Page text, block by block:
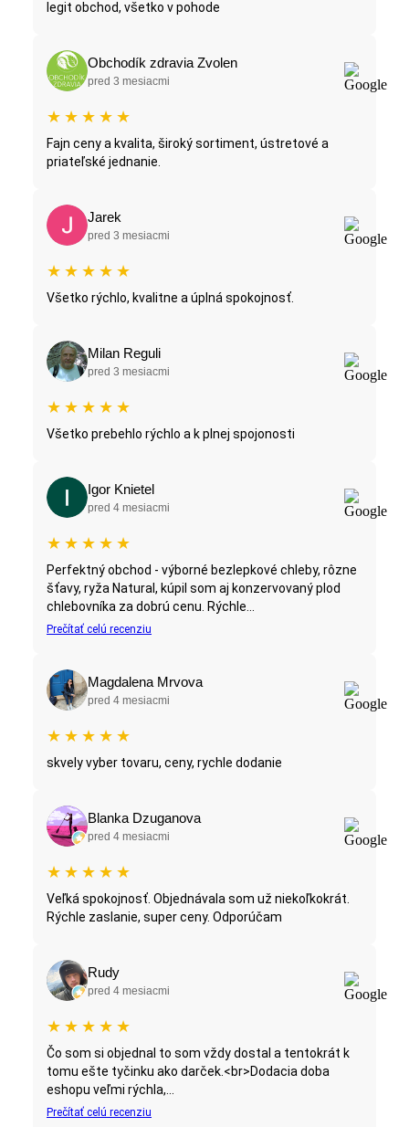
legit obchod, všetko v pohode
Obchodík zdravia Zvolen
pred 3 mesiacmi
★ ★ ★ ★ ★
Fajn ceny a kvalita, široký sortiment, ústretové a
priateľské jednanie.
Jarek
pred 3 mesiacmi
★ ★ ★ ★ ★
Všetko rýchlo, kvalitne a úplná spokojnosť.
Milan Reguli
pred 3 mesiacmi
★ ★ ★ ★ ★
Všetko prebehlo rýchlo a k plnej spojonosti
Igor Knietel
pred 4 mesiacmi
★ ★ ★ ★ ★
Perfektný obchod - výborné bezlepkové chleby, rôzne
šťavy, ryža Natural, kúpil som aj konzervovaný plod
chlebovníka za dobrú cenu. Rýchle...
Prečítať celú recenziu
Magdalena Mrvova
pred 4 mesiacmi
★ ★ ★ ★ ★
skvely vyber tovaru, ceny, rychle dodanie
Blanka Dzuganova
pred 4 mesiacmi
★ ★ ★ ★ ★
Veľká spokojnosť. Objednávala som už niekoľkokrát.
Rýchle zaslanie, super ceny. Odporúčam
Rudy
pred 4 mesiacmi
★ ★ ★ ★ ★
Čo som si objednal to som vždy dostal a tentokrát k
tomu ešte tyčinku ako darček.<br>Dodacia doba
eshopu veľmi rýchla,...
Prečítať celú recenziu